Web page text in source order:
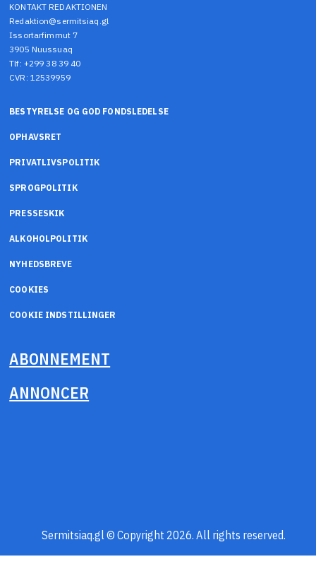
KONTAKT REDAKTIONEN
Redaktion@sermitsiaq.gl
Issortarfimmut 7
3905 Nuussuaq
Tlf: +299 38 39 40
CVR: 12539959
BESTYRELSE OG GOD FONDSLEDELSE
OPHAVSRET
PRIVATLIVSPOLITIK
SPROGPOLITIK
PRESSESKIK
ALKOHOLPOLITIK
NYHEDSBREVE
COOKIES
COOKIE INDSTILLINGER
ABONNEMENT
ANNONCER
Sermitsiaq.gl © Copyright 2026. All rights reserved.